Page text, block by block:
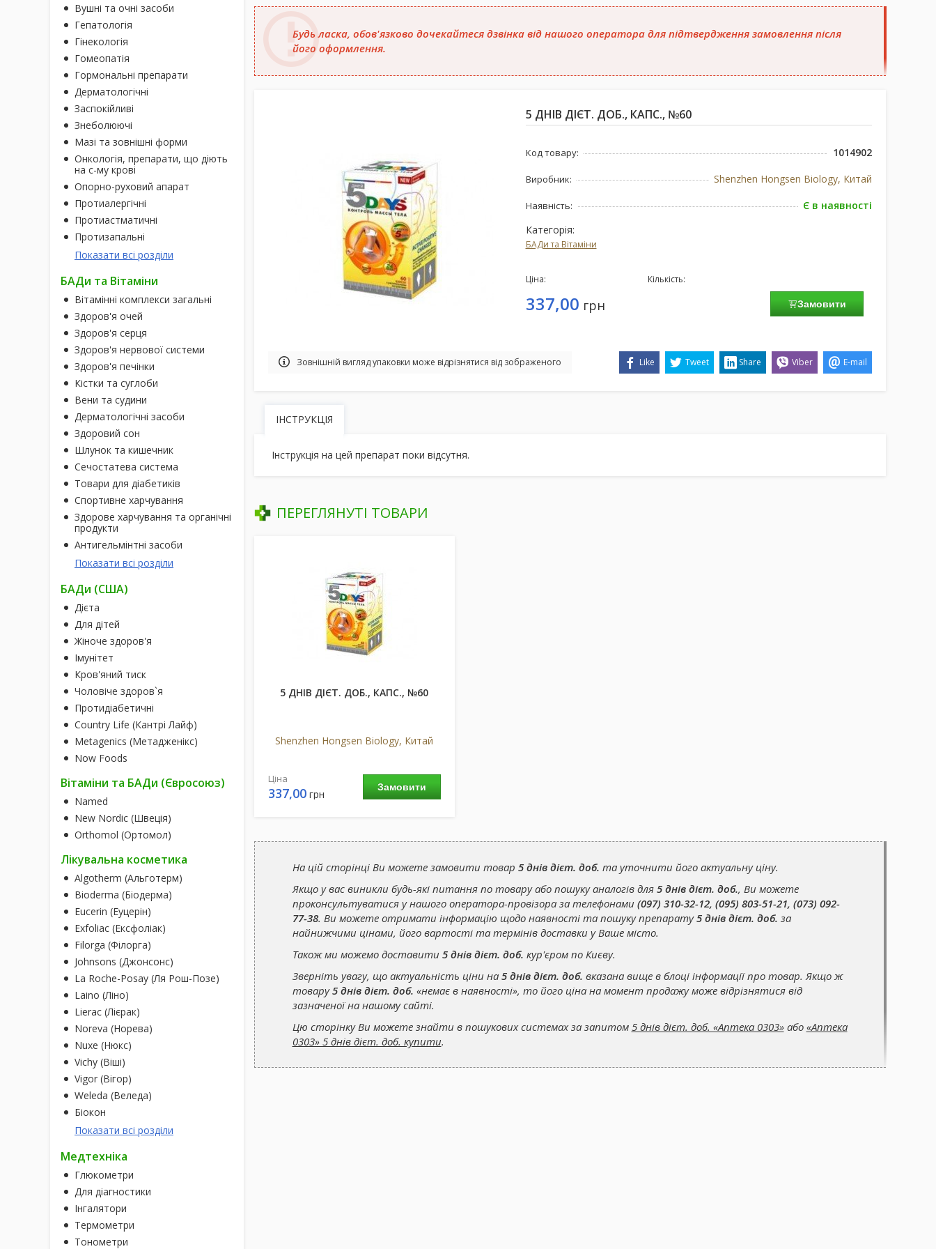
Вушні та очні засоби
Гепатологія
Гінекологія
Гомеопатія
Гормональні препарати
Дерматологічні
Заспокійливі
Знеболюючі
Мазі та зовнішні форми
Онкологія, препарати, що діють
на с-му крові
Опорно-руховий апарат
Протиалергічні
Протиастматичні
Протизапальні
Показати всі розділи
БАДи та Вітаміни
Вітамінні комплекси загальні
Здоров'я очей
Здоров'я серця
Здоров'я нервової системи
Здоров'я печінки
Кістки та суглоби
Вени та судини
Дерматологічні засоби
Здоровий сон
Шлунок та кишечник
Сечостатева система
Товари для діабетиків
Спортивне харчування
Здорове харчування та органічні
продукти
Антигельмінтні засоби
Показати всі розділи
БАДи (США)
Дієта
Для дітей
Жіноче здоров'я
Імунітет
Кров'яний тиск
Чоловіче здоров`я
Протидіабетичні
Country Life (Кантрі Лайф)
Metagenics (Метадженікс)
Now Foods
Вітаміни та БАДи (Євросоюз)
Named
New Nordic (Швеція)
Orthomol (Ортомол)
Лікувальна косметика
Algotherm (Альготерм)
Bioderma (Біодерма)
Eucerin (Еуцерін)
Exfoliac (Ексфоліак)
Filorga (Філорга)
Johnsons (Джонсонс)
La Roche-Posay (Ля Рош-Позе)
Laino (Ліно)
Lierac (Лієрак)
Noreva (Норева)
Nuxe (Нюкс)
Vichy (Віші)
Vigor (Вігор)
Weleda (Веледа)
Біокон
Показати всі розділи
Медтехніка
Глюкометри
Для діагностики
Інгалятори
Термометри
Тонометри
Будь ласка, обов'язково дочекайтеся дзвінка від нашого оператора для підтвердження замовлення після
його оформлення.
5 ДНІВ ДІЄТ. ДОБ., КАПС., №60
Код товару: 1014902
Виробник: Shenzhen Hongsen Biology, Китай
Наявність:
Є в наявності
Категорія:
БАДи та Вітаміни
Ціна:
337,00 грн
Кількість:
Замовити
Зовнішній вигляд упаковки може відрізнятися від зображеного Like Tweet Share Viber E-mail
ІНСТРУКЦІЯ
Інструкція на цей препарат поки відсутня.
ПЕРЕГЛЯНУТІ ТОВАРИ
5 ДНІВ ДІЄТ. ДОБ., КАПС., №60
Shenzhen Hongsen Biology, Китай
Замовити
Ціна
337,00грн
На цій сторінці Ви можете замовити товар 5 днів дієт. доб. та уточнити його актуальну ціну.
Якщо у вас виникли будь-які питання по товару або пошуку аналогів для 5 днів дієт. доб., Ви можете
проконсультуватися у нашого оператора-провізора за телефонами (097) 310-32-12, (095) 803-51-21, (073) 092-
77-38. Ви можете отримати інформацію щодо наявності та пошуку препарату5 днів дієт. доб. за
найнижчими цінами, його вартості та термінів доставки у Ваше місто.
Також ми можемо доставити 5 днів дієт. доб. кур'єром по Києву.
Зверніть увагу, що актуальність ціни на 5 днів дієт. доб. вказана вище в блоці інформації про товар. Якщо ж
товару5 днів дієт. доб. «немає в наявності», то його ціна на момент продажу може відрізнятися від
зазначеної на нашому сайті.
Цю сторінку Ви можете знайти в пошукових системах за запитом 5 днів дієт. доб. «Аптека 0303»або «Аптека
0303» 5 днів дієт. доб. купити.